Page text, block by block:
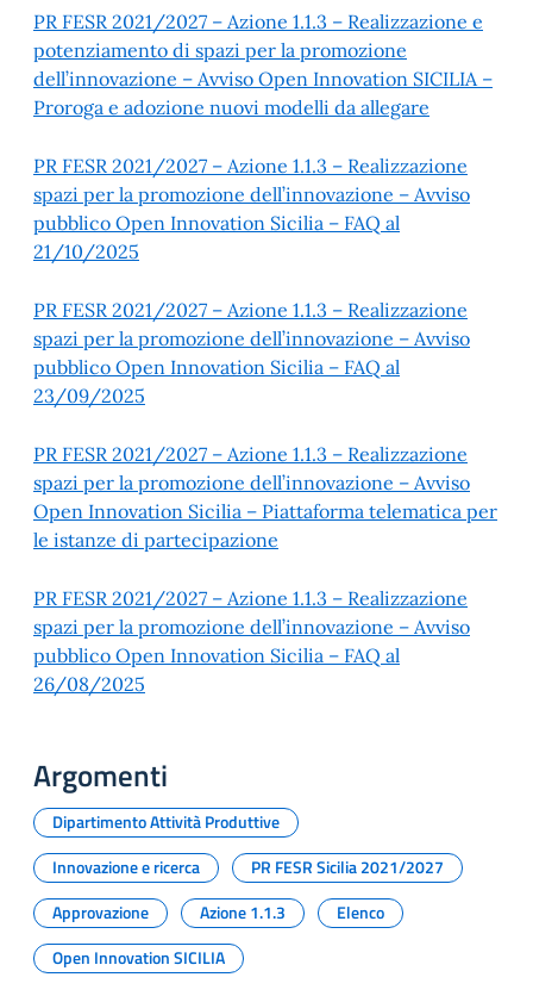
PR FESR 2021/2027 – Azione 1.1.3 – Realizzazione e
potenziamento di spazi per la promozione
dell’innovazione – Avviso Open Innovation SICILIA –
Proroga e adozione nuovi modelli da allegare
PR FESR 2021/2027 – Azione 1.1.3 – Realizzazione
spazi per la promozione dell’innovazione – Avviso
pubblico Open Innovation Sicilia – FAQ al
21/10/2025
PR FESR 2021/2027 – Azione 1.1.3 – Realizzazione
spazi per la promozione dell’innovazione – Avviso
pubblico Open Innovation Sicilia – FAQ al
23/09/2025
PR FESR 2021/2027 – Azione 1.1.3 – Realizzazione
spazi per la promozione dell’innovazione – Avviso
Open Innovation Sicilia – Piattaforma telematica per
le istanze di partecipazione
PR FESR 2021/2027 – Azione 1.1.3 – Realizzazione
spazi per la promozione dell’innovazione – Avviso
pubblico Open Innovation Sicilia – FAQ al
26/08/2025
Argomenti
Dipartimento Attività Produttive
Innovazione e ricerca
PR FESR Sicilia 2021/2027
Approvazione
Azione 1.1.3
Elenco
Open Innovation SICILIA